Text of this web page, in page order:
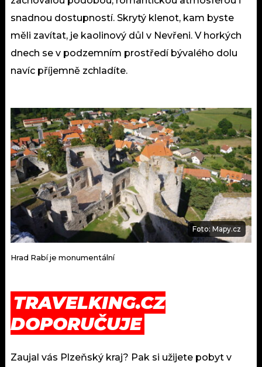
snadnou dostupností. Skrytý klenot, kam byste
měli zavítat, je kaolinový důl v Nevřeni. V horkých
dnech se v podzemním prostředí bývalého dolu
navíc příjemně zchladíte.
Foto: Mapy.cz
Hrad Rabí je monumentální
TRAVELKING.CZ
DOPORUČUJE
Zaujal vás Plzeňský kraj? Pak si užijete pobyt v